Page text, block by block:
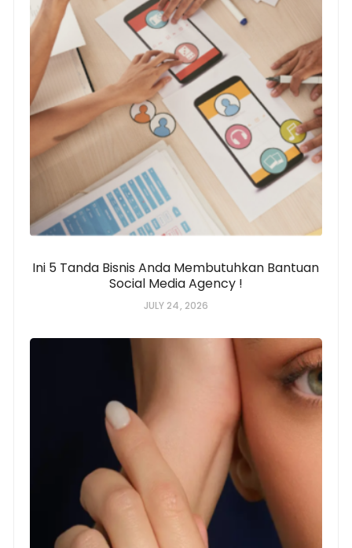
Ini 5 Tanda Bisnis Anda Membutuhkan Bantuan
Social Media Agency !
JULY 24, 2026